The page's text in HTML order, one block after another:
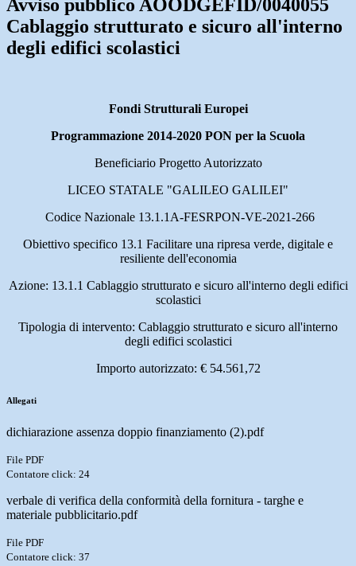
Avviso pubblico AOODGEFID/0040055
Cablaggio strutturato e sicuro all'interno
degli edifici scolastici
Fondi Strutturali Europei
Programmazione 2014-2020 PON per la Scuola
Beneficiario Progetto Autorizzato
LICEO STATALE "GALILEO GALILEI"
Codice Nazionale 13.1.1A-FESRPON-VE-2021-266
Obiettivo specifico 13.1 Facilitare una ripresa verde, digitale e
resiliente dell'economia
Azione: 13.1.1 Cablaggio strutturato e sicuro all'interno degli edifici
scolastici
Tipologia di intervento: Cablaggio strutturato e sicuro all'interno
degli edifici scolastici
Importo autorizzato: € 54.561,72
Allegati
dichiarazione assenza doppio finanziamento (2).pdf
File PDF
Contatore click: 24
verbale di verifica della conformità della fornitura - targhe e
materiale pubblicitario.pdf
File PDF
Contatore click: 37